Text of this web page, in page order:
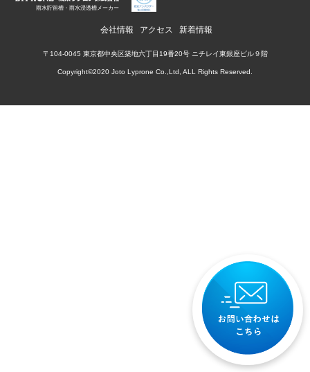
雨水貯留槽・雨水浸透槽メーカー
会社情報 アクセス 新着情報
〒104-0045 東京都中央区築地六丁目19番20号 ニチレイ東銀座ビル９階
Copyright©2020 Joto Lyprone Co.,Ltd, ALL Rights Reserved.